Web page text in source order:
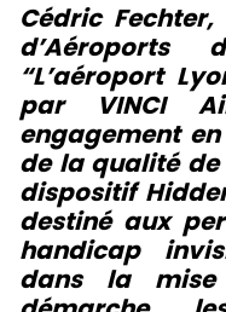
Cédric
“L’aéroport
par VINCI
engagement
de la qualité
dispositif
destiné aux
handicap
dans la